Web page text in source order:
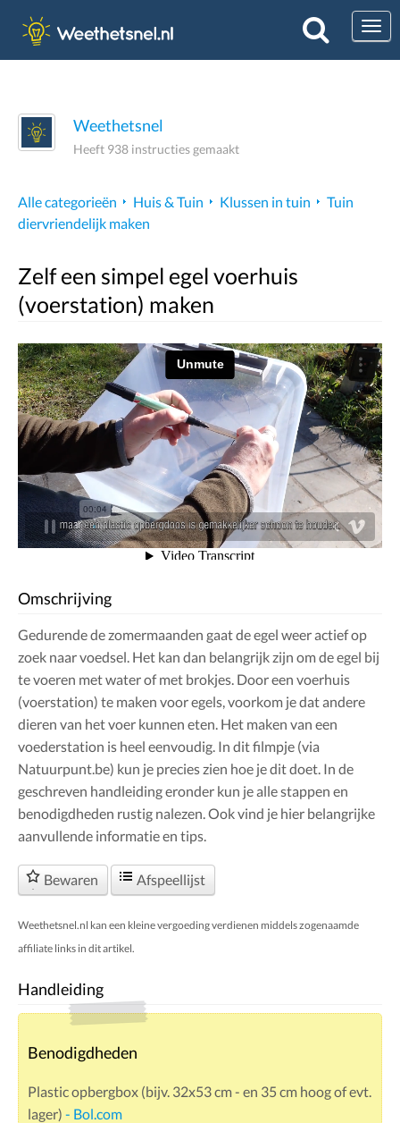
Weethetsnel
Heeft 938 instructies gemaakt
Alle categorieën Huis & Tuin Klussen in tuin
Tuin
diervriendelijk maken
Zelf een simpel egel voerhuis
(voerstation) maken
Omschrijving
Gedurende de zomermaanden gaat de egel weer actief op
zoek naar voedsel. Het kan dan belangrijk zijn om de egel bij
te voeren met water of met brokjes. Door een voerhuis
(voerstation) te maken voor egels, voorkom je dat andere
dieren van het voer kunnen eten. Het maken van een
voederstation is heel eenvoudig. In dit filmpje (via
Natuurpunt.be) kun je precies zien hoe je dit doet. In de
geschreven handleiding eronder kun je alle stappen en
benodigdheden rustig nalezen. Ook vind je hier belangrijke
aanvullende informatie en tips.
Bewaren Afspeellijst
Weethetsnel.nl kan een kleine vergoeding verdienen middels zogenaamde
affiliate links in dit artikel.
Handleiding
Benodigdheden
Plastic opbergbox (bijv. 32x53 cm - en 35 cm hoog of evt.
lager) - Bol.com